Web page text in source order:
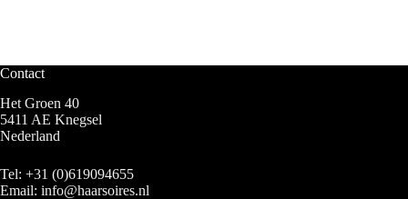
Contact
Het Groen 40
5411 AE Knegsel
Nederland
Tel: +31 (0)619094655
Email: info@haarsoires.nl